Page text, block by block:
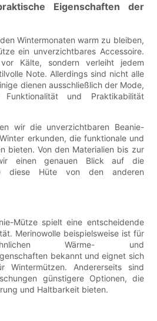
Eigenschaften der
Wintermonaten warm zu bleiben,
ein unverzichtbares Accessoire.
Kälte, sondern verleiht jedem
Note. Allerdings sind nicht alle
dienen ausschließlich der Mode,
und Praktikabilität
wir die unverzichtbaren Beanie-
erkunden, die funktionale und
bieten. Von den Materialien bis zur
einen genauen Blick auf die
diese Hüte von den anderen
Mütze spielt eine entscheidende
Merinowolle beispielsweise ist für
Wärme- und
bekannt und eignet sich
Wintermützen. Andererseits sind
günstigere Optionen, die
und Haltbarkeit bieten.